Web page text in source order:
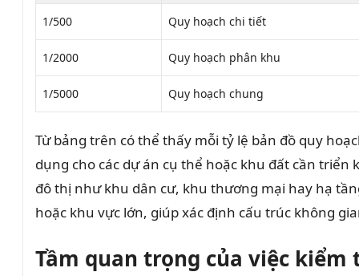
1/500 Quy hoạch chi tiết
1/2000 Quy hoạch phân khu
1/5000 Quy hoạch chung
Từ bảng trên có thể thấy mỗi tỷ lệ bản đồ quy
dụng cho các dự án cụ thể hoặc khu đất cần triển
đô thị như khu dân cư, khu thương mại hay hạ
hoặc khu vực lớn, giúp xác định cấu trúc không
Tầm quan trọng của việc